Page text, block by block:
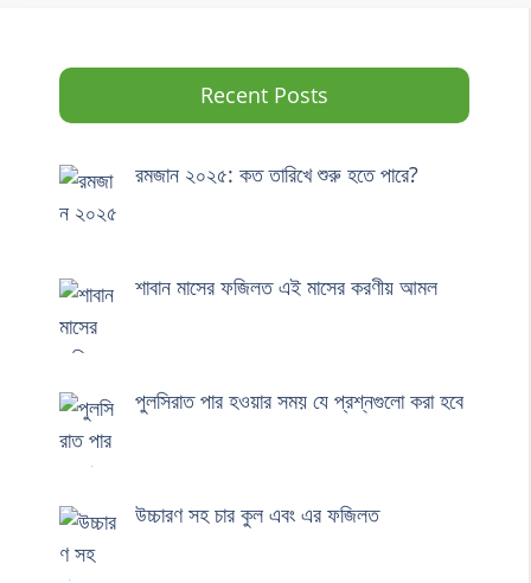
Recent Posts
রমজান ২০২৫: কত তারিখে শুরু হতে পারে?
শাবান মাসের ফজিলত এই মাসের করণীয় আমল
পুলসিরাত পার হওয়ার সময় যে প্রশ্নগুলো করা হবে
উচ্চারণ সহ চার কুল এবং এর ফজিলত